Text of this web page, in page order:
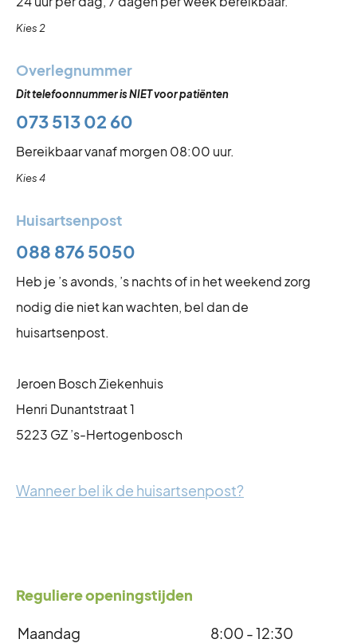
Kies 2
Overlegnummer
Dit telefoonnummer is NIET voor patiënten
073 513 02 60
Bereikbaar vanaf morgen 08:00 uur.
Kies 4
Huisartsenpost
088 876 5050
Heb je ’s avonds, ’s nachts of in het weekend zorg
nodig die niet kan wachten, bel dan de
huisartsenpost.
Jeroen Bosch Ziekenhuis
Henri Dunantstraat 1
5223 GZ ’s-Hertogenbosch
Wanneer bel ik de huisartsenpost?
Reguliere openingstijden
Maandag
8:00 - 12:30